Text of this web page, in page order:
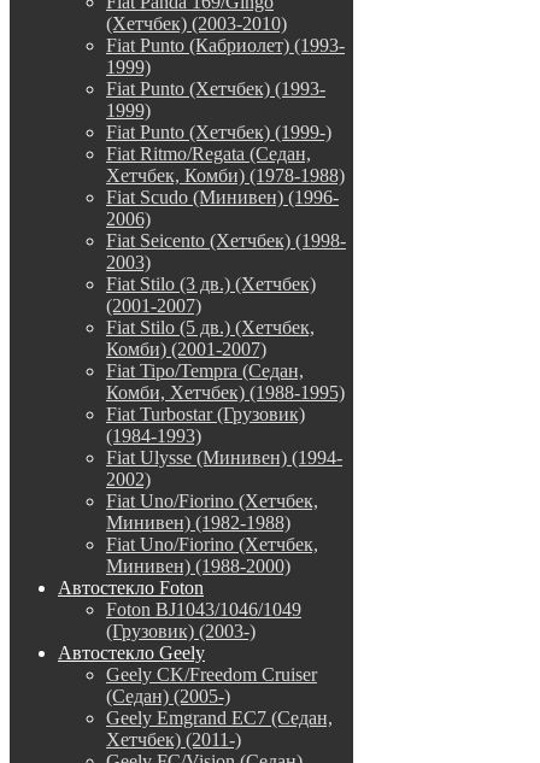
(Хетчбек) (2003-2010)
Fiat Punto (Кабриолет) (1993-
1999)
Fiat Punto (Хетчбек) (1993-
1999)
Fiat Punto (Хетчбек) (1999-)
Fiat Ritmo/Regata (Седан,
Хетчбек, Комби) (1978-1988)
Fiat Scudo (Минивен) (1996-
2006)
Fiat Seicento (Хетчбек) (1998-
2003)
Fiat Stilo (3 дв.) (Хетчбек)
(2001-2007)
Fiat Stilo (5 дв.) (Хетчбек,
Комби) (2001-2007)
Fiat Tipo/Tempra (Седан,
Комби, Хетчбек) (1988-1995)
Fiat Turbostar (Грузовик)
(1984-1993)
Fiat Ulysse (Минивен) (1994-
2002)
Fiat Uno/Fiorino (Хетчбек,
Минивен) (1982-1988)
Fiat Uno/Fiorino (Хетчбек,
Минивен) (1988-2000)
Автостекло Foton
Foton BJ1043/1046/1049
(Грузовик) (2003-)
Автостекло Geely
Geely CK/Freedom Cruiser
(Седан) (2005-)
Geely Emgrand EC7 (Седан,
Хетчбек) (2011-)